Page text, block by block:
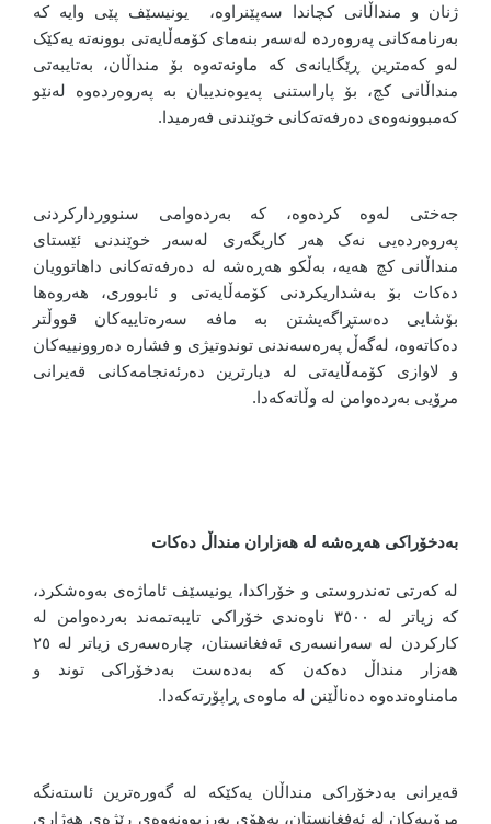
ژنان و منداڵانی کچاندا سەپێنراوە، یونیسێف پێی وایە کە
بەرنامەکانی پەروەردە لەسەر بنەمای کۆمەڵایەتی بوونەتە یەکێک
لەو کەمترین ڕێگایانەی کە ماونەتەوە بۆ منداڵان، بەتایبەتی
منداڵانی کچ، بۆ پاراستنی پەیوەندییان بە پەروەردەوە لەنێو
کەمبوونەوەی دەرفەتەکانی خوێندنی فەرمیدا.
جەختی لەوە کردەوە، کە بەردەوامی سنووردارکردنی
پەروەردەیی نەک هەر کاریگەری لەسەر خوێندنی ئێستای
منداڵانی کچ هەیە، بەڵکو هەڕەشە لە دەرفەتەکانی داهاتوویان
دەکات بۆ بەشداریکردنی کۆمەڵایەتی و ئابووری، هەروەها
بۆشایی دەستڕاگەیشتن بە مافە سەرەتاییەکان قووڵتر
دەکاتەوە، لەگەڵ پەرەسەندنی توندوتیژی و فشارە دەروونییەکان
و لاوازی کۆمەڵایەتی لە دیارترین دەرئەنجامەکانی قەیرانی
مرۆیی بەردەوامن لە وڵاتەکەدا.
بەدخۆراکی هەڕەشە لە هەزاران منداڵ دەکات
لە کەرتی تەندروستی و خۆراکدا، یونیسێف ئاماژەی بەوەشکرد،
کە زیاتر لە ٣٥٠٠ ناوەندی خۆراکی تایبەتمەند بەردەوامن لە
کارکردن لە سەرانسەری ئەفغانستان، چارەسەری زیاتر لە ٢٥
هەزار منداڵ دەکەن کە بەدەست بەدخۆراکی توند و
مامناوەندەوە دەناڵێنن لە ماوەی ڕاپۆرتەکەدا.
قەیرانی بەدخۆراکی منداڵان یەکێکە لە گەورەترین ئاستەنگە
مرۆییەکان لە ئەفغانستان، بەهۆی بەرزبوونەوەی ڕێژەی هەژاری